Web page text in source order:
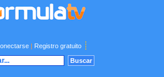
| Registro gratuito